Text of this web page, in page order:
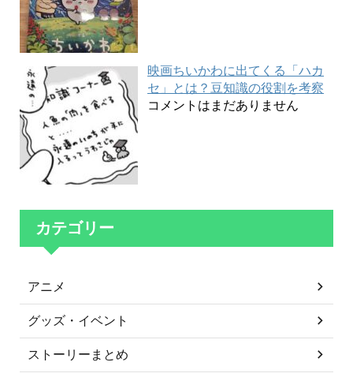
映画ちいかわに出てくる「ハカ
セ」とは？豆知識の役割を考察
コメントはまだありません
カテゴリー
アニメ
グッズ・イベント
ストーリーまとめ